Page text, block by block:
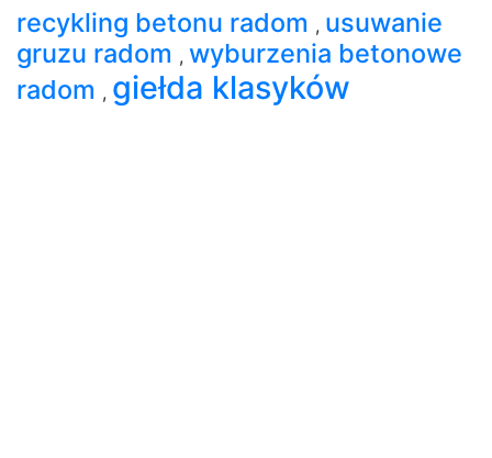
recykling betonu radom , usuwanie
gruzu radom , wyburzenia betonowe
radom , giełda klasyków